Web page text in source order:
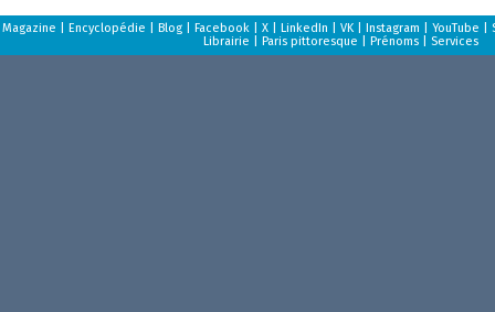
Magazine Encyclopédie Blog| Facebook| X| LinkedIn VK| Instagram YouTube
Librairie
Paris pittoresque Prénoms| Services